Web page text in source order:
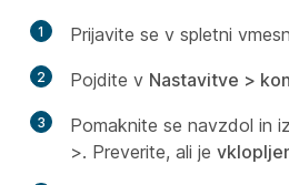
1 Prijavite se v spletni
2 Pojdite v Nastavitve >
3 Pomaknite se navzdol in
>. Preverite, ali je